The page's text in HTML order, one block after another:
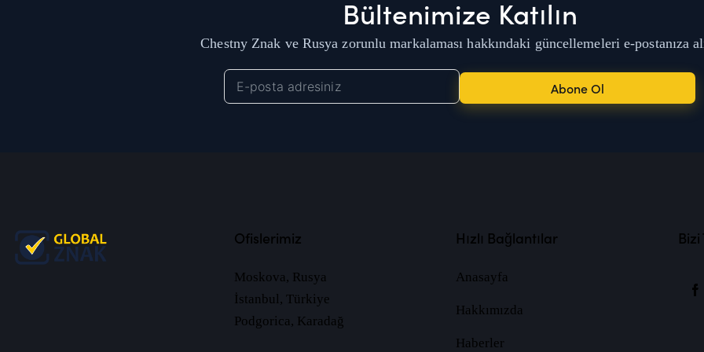
Bültenimize Katılın
Chestny Znak ve Rusya zorunlu markalaması hakkındaki güncellemeleri e-postanıza
Abone Ol
Ofislerimiz
Moskova, Rusya
İstanbul, Türkiye
Podgorica, Karadağ
Hızlı Bağlantılar
Anasayfa
Hakkımızda
Haberler